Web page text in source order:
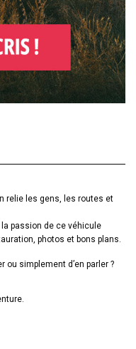
relie les gens, les routes et
passion de ce véhicule
photos et bons plans.
ou simplement d’en parler ?